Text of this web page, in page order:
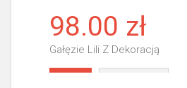
98.00 zł
Gałęzie Lili Z Dekoracją